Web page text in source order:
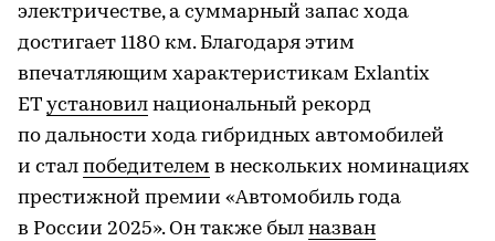
электричестве, а суммарный запас хода
достигает 1180 км. Благодаря этим
впечатляющим характеристикам Exlantix
ET установил национальный рекорд
по дальности хода гибридных автомобилей
и стал победителем в нескольких номинациях
престижной премии «Автомобиль года
в России 2025». Он также был назван